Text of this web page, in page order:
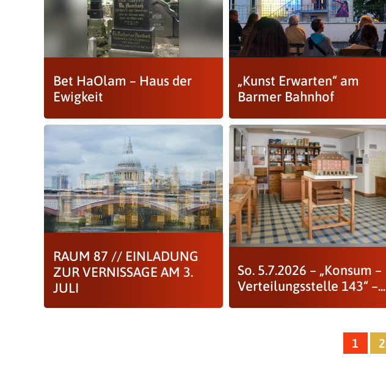
Bet HaOlam – Haus der
Ewigkeit
„Kunst Erwarten“ am
Barmer Bahnhof
RAUM 87 // EINLADUNG
ZUR VERNISSAGE AM 3.
JULI
So. 5.7.2026 – „Konsum –
Verteilungsstelle 143“ –...
1 2